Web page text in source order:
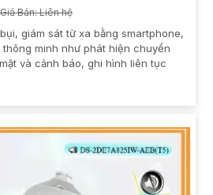
Giá Bán: Liên hệ
giám sát từ xa bằng smartphone,
minh như phát hiện chuyển
và cảnh báo, ghi hình liên tục